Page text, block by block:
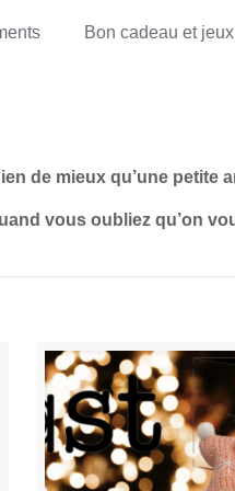
Bon cadeau et jeux
de mieux qu’une petite
vous oubliez qu’on